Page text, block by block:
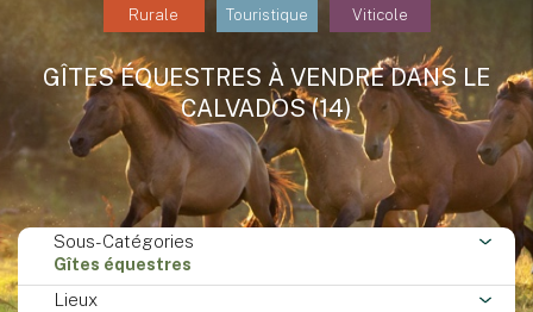
Rurale Touristique Viticole
GÎTES ÉQUESTRES À VENDRE DANS LE
CALVADOS (14)
Sous-Catégories
Gîtes équestres
Lieux